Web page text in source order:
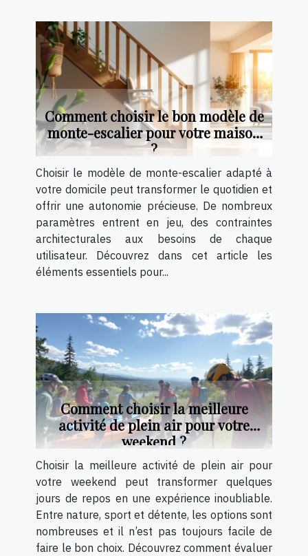
Comment choisir le bon modèle de
monte-escalier pour votre maison
?
Choisir le modèle de monte-escalier adapté à
votre domicile peut transformer le quotidien et
offrir une autonomie précieuse. De nombreux
paramètres entrent en jeu, des contraintes
architecturales aux besoins de chaque
utilisateur. Découvrez dans cet article les
éléments essentiels pour...
Comment choisir la meilleure
activité de plein air pour votre
weekend ?
Choisir la meilleure activité de plein air pour
votre weekend peut transformer quelques
jours de repos en une expérience inoubliable.
Entre nature, sport et détente, les options sont
nombreuses et il n’est pas toujours facile de
faire le bon choix. Découvrez comment évaluer